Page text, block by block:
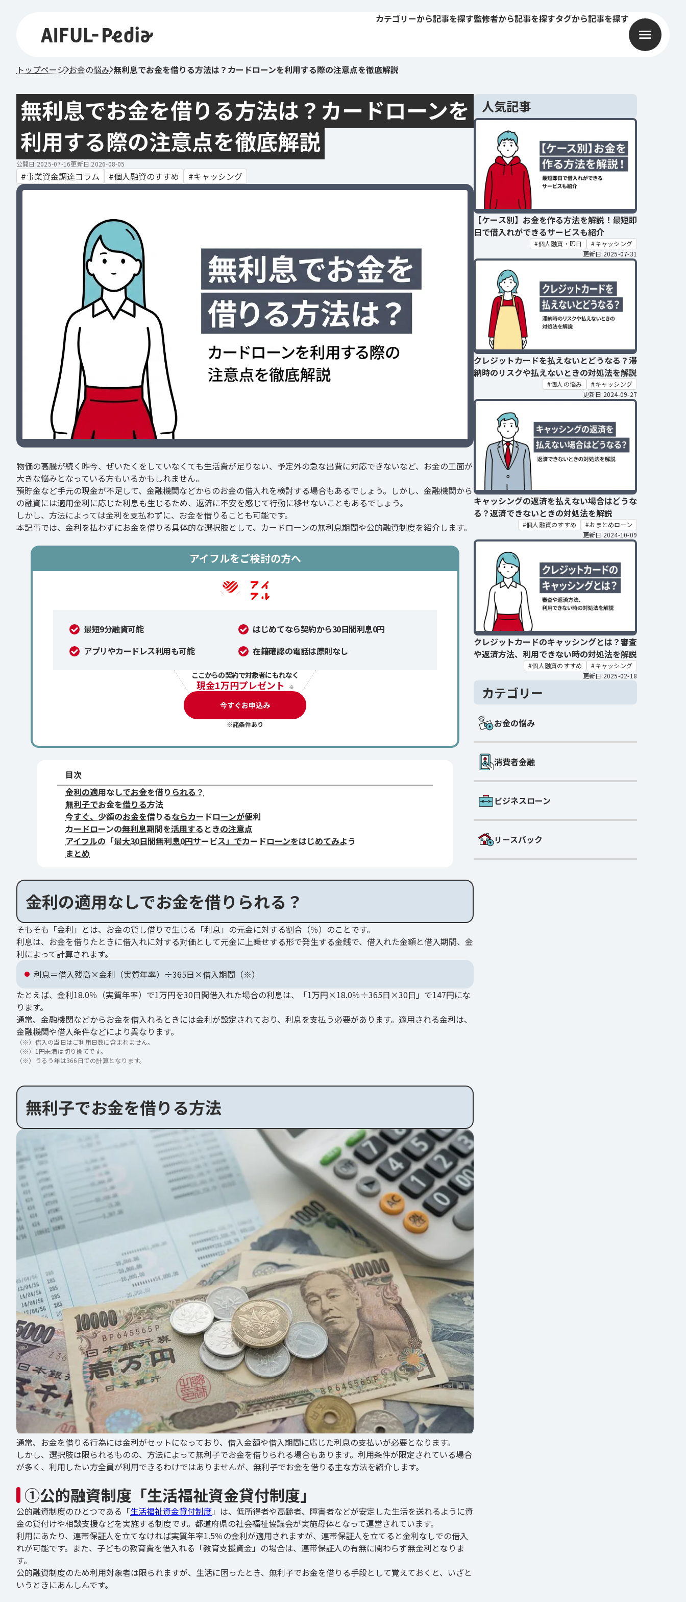
カテゴリーから記事を探す監修者から記事を探すタグから記事を探す
トップページ お金の悩み 無利息でお金を借りる方法は？カードローンを利用する際の注意点を徹底解説
無利息でお金を借りる方法は？カードローンを
利用する際の注意点を徹底解説
公開日:2025-07-16更新日:2026-08-05
事業資金調達コラム 個人融資のすすめ キャッシング
物価の高騰が続く昨今、ぜいたくをしていなくても生活費が足りない、予定外の急な出費に対応できないなど、お金の工面が
大きな悩みとなっている方もいるかもしれません。
預貯金など手元の現金が不足して、金融機関などからのお金の借入れを検討する場合もあるでしょう。しかし、金融機関から
の融資には適用金利に応じた利息も生じるため、返済に不安を感じて行動に移せないこともあるでしょう。
しかし、方法によっては金利を支払わずに、お金を借りることも可能です。
本記事では、金利を払わずにお金を借りる具体的な選択肢として、カードローンの無利息期間や公的融資制度を紹介します。
アイフルをご検討の方へ
最短9分融資可能
はじめてなら契約から30日間利息0円
アプリやカードレス利用も可能
在籍確認の電話は原則なし
ここからの契約で対象者にもれなく
現金1万円プレゼント ※
今すぐお申込み
※諸条件あり
目次
金利の適用なしでお金を借りられる？
無利子でお金を借りる方法
今すぐ、少額のお金を借りるならカードローンが便利
カードローンの無利息期間を活用するときの注意点
アイフルの「最大30日間無利息0円サービス」でカードローンをはじめてみよう
まとめ
金利の適用なしでお金を借りられる？
そもそも「金利」とは、お金の貸し借りで生じる「利息」の元金に対する割合（％）のことです。
利息は、お金を借りたときに借入れに対する対価として元金に上乗せする形で発生する金銭で、借入れた金額と借入期間、金
利によって計算されます。
利息＝借入残高×金利（実質年率）÷365日×借入期間（※）
たとえば、金利18.0％（実質年率）で1万円を30日間借入れた場合の利息は、「1万円×18.0％÷365日×30日」で147円にな
ります。
通常、金融機関などからお金を借入れるときには金利が設定されており、利息を支払う必要があります。適用される金利は、
金融機関や借入条件などにより異なります。
（※） 借入の当日はご利用日数に含まれません。
（※） 1円未満は切り捨てです。
（※）
うるう年は366日での計算となります。
無利子でお金を借りる方法
通常、お金を借りる行為には金利がセットになっており、借入金額や借入期間に応じた利息の支払いが必要となります。
しかし、選択肢は限られるものの、方法によって無利子でお金を借りられる場合もあります。利用条件が限定されている場合
が多く、利用したい方全員が利用できるわけではありませんが、無利子でお金を借りる主な方法を紹介します。
①公的融資制度「生活福祉資金貸付制度」
公的融資制度のひとつである「生活福祉資金貸付制度 」は、低所得者や高齢者、障害者などが安定した生活を送れるように資
金の貸付けや相談支援などを実施する制度です。都道府県の社会福祉協議会が実施母体となって運営されています。
利用にあたり、連帯保証人を立てなければ実質年率1.5％の金利が適用されますが、連帯保証人を立てると金利なしでの借入
れが可能です。また、子どもの教育費を借入れる「教育支援資金」の場合は、連帯保証人の有無に関わらず無金利となりま
す。
公的融資制度のため利用対象者は限られますが、生活に困ったとき、無利子でお金を借りる手段として覚えておくと、いざと
いうときにあんしんです。
人気記事
【ケース別】お金を作る方法を解説！最短即
日で借入れができるサービスも紹介
個人融資・即日
キャッシング
更新日:2025-07-31
クレジットカードを払えないとどうなる？滞
納時のリスクや払えないときの対処法を解説
個人の悩み
キャッシング
更新日:2024-09-27
キャッシングの返済を払えない場合はどうな
る？返済できないときの対処法を解説
個人融資のすすめ
おまとめローン
更新日:2024-10-09
クレジットカードのキャッシングとは？審査
や返済方法、利用できない時の対処法を解説
個人融資のすすめ
キャッシング
更新日:2025-02-18
カテゴリー
お金の悩み
消費者金融
ビジネスローン
リースバック